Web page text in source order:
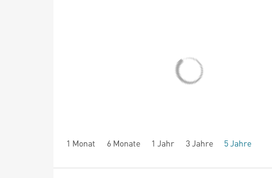
1 Monat 6 Monate 1 Jahr 3 Jahre 5 Jahre
seit Beginn